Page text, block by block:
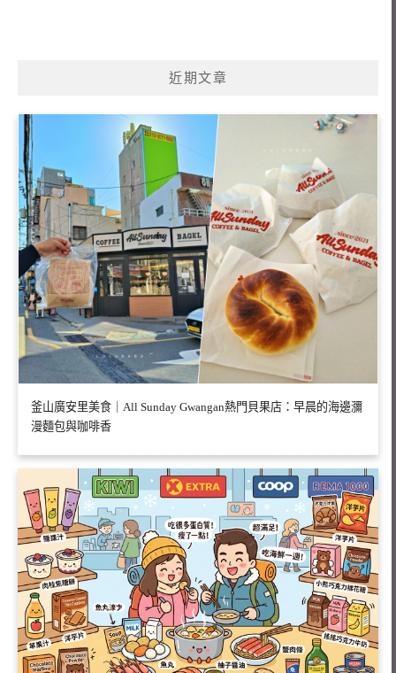
近期文章
釜山廣安里美食｜All Sunday Gwangan熱門貝果店：早晨的海邊瀰
漫麵包與咖啡香